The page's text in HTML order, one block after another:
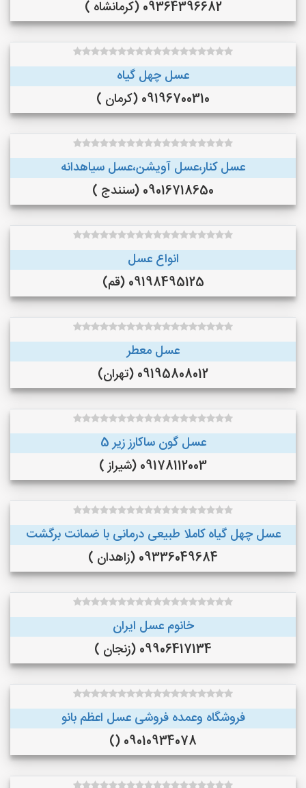
09364396682 (کرمانشاه )
عسل چهل گیاه
09196700310 (کرمان )
عسل کنار،عسل آویشن،عسل سیاهدانه
09016718650 (سنندج )
انواع عسل
09198495125 (قم)
عسل معطر
09195808012 (تهران)
عسل گون ساکارز زیر 5
09178112003 (شیراز )
عسل چهل گیاه کاملا طبیعی درمانی با ضمانت برگشت
09336049684 (زاهدان )
خانوم عسل ایران
09906417134 (زنجان )
فروشگاه وعمده فروشی عسل اعظم بانو
09010934078 ()